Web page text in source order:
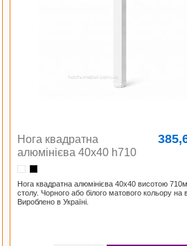
Нога квадратна
алюмінієва 40х40 h710
Нога квадратна алюмінієва 40х40 висотою
столу. Чорного або білого матового кольору на
Вироблено в Україні.